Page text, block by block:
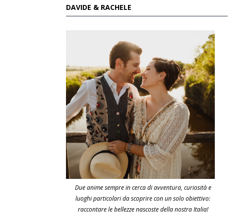
DAVIDE & RACHELE
Due anime sempre in cerca di avventura, curiosità e
luoghi particolari da scoprire con un solo obiettivo:
raccontare le bellezze nascoste della nostra Italia!